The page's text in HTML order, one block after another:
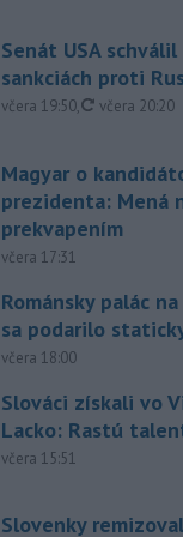
Senát USA
sankciách proti
včera 19:50, aktualizované
včera 20:20
Magyar o
prezidenta: Mená
prekvapením
včera 17:31
Románsky palác
sa podarilo
včera 18:00
Slováci získali vo
Lacko: Rastú
včera 15:51
Slovenky